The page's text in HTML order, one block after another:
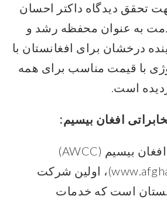
تحقق دیدگاه داکتر احسان
به عنوان محفظه رشد و
درخشان برای افغانستان با
با قیمت مناسب برای همه
است.
افغان بیسیم:
شرکت مخابراتی افغان بیسیم (AWCC)
(www.afghan-wireless.com)، اولین شرکت
است که خدمات